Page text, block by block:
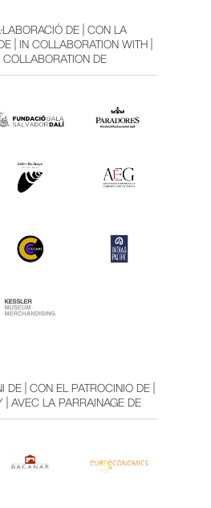
DE | CON LA
| IN COLLABORATION WITH |
DE
DE | CON EL PATROCINIO DE |
| AVEC LA PARRAINAGE DE